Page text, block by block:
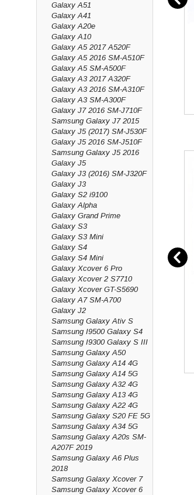
Galaxy A51
Galaxy A41
Galaxy A20e
Galaxy A10
Galaxy A5 2017 A520F
Galaxy A5 2016 SM-A510F
Galaxy A5 SM-A500F
Galaxy A3 2017 A320F
Galaxy A3 2016 SM-A310F
Galaxy A3 SM-A300F
Galaxy J7 2016 SM-J710F
Samsung Galaxy J7 2015
Galaxy J5 (2017) SM-J530F
Galaxy J5 2016 SM-J510F
Samsung Galaxy J5 2016
Galaxy J5
Galaxy J3 (2016) SM-J320F
Galaxy J3
Galaxy S2 i9100
Galaxy Alpha
Galaxy Grand Prime
Galaxy S3
Galaxy S3 Mini
Galaxy S4
Galaxy S4 Mini
Galaxy Xcover 6 Pro
Galaxy Xcover 2 S7710
Galaxy Xcover GT-S5690
Galaxy A7 SM-A700
Galaxy J2
Samsung Galaxy Ativ S
Samsung I9500 Galaxy S4
Samsung I9300 Galaxy S III
Samsung Galaxy A50
Samsung Galaxy A14 4G
Samsung Galaxy A14 5G
Samsung Galaxy A32 4G
Samsung Galaxy A13 4G
Samsung Galaxy A22 4G
Samsung Galaxy S20 FE 5G
Samsung Galaxy A34 5G
Samsung Galaxy A20s SM-
A207F 2019
Samsung Galaxy A6 Plus
2018
Samsung Galaxy Xcover 7
Samsung Galaxy Xcover 6
Samsung Galaxy Xcover 5
Batteri Original
I lager
479 kr 490 kr
Info Köp
iPhone XS Max Skal -
Richmond & Finch - Green
Leopard
I lager
179 kr 249 kr
Info